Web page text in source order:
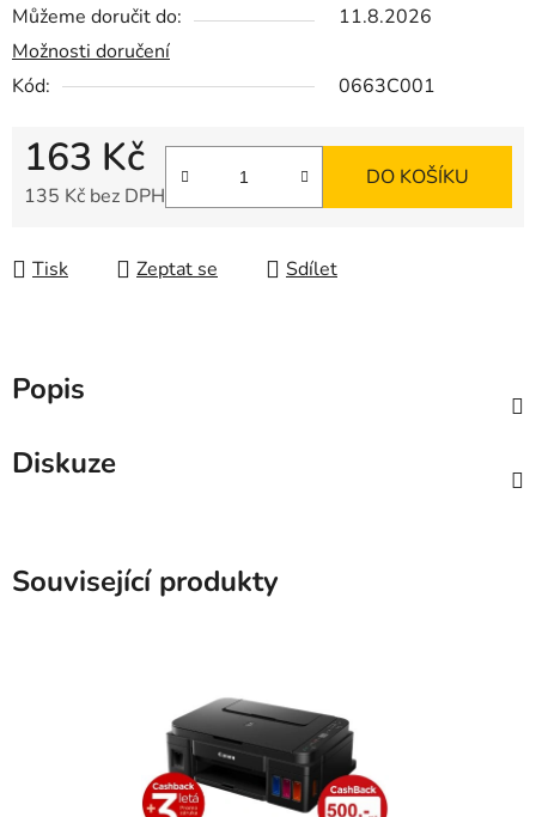
Můžeme doručit do:
11.8.2026
Možnosti doručení
Kód:
0663C001
163 Kč
135 Kč bez DPH
DO KOŠÍKU
Tisk Zeptat se Sdílet
Popis
Diskuze
Související produkty